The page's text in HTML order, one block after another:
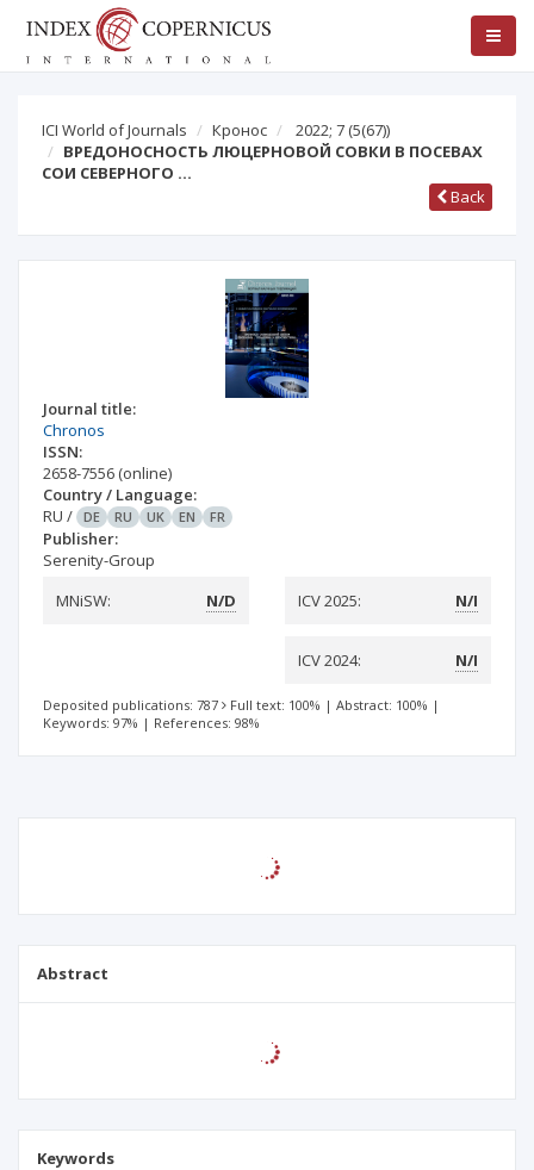
ICI World of Journals Кронос 2022; 7 (5(67))
ВРЕДОНОСНОСТЬ ЛЮЦЕРНОВОЙ СОВКИ В ПОСЕВАХ
СОИ СЕВЕРНОГО …
Back
Journal title:
Chronos
ISSN:
2658-7556 (online)
Country / Language:
RU / DE RU UK EN FR
Publisher:
Serenity-Group
MNiSW:
N/D ICV 2025: N/I
ICV 2024: N/I
Deposited publications: 787 Full text: 100% | Abstract: 100% |
Keywords: 97% | References: 98%
Abstract
Keywords